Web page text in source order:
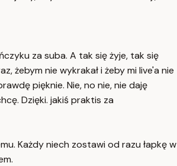
za suba. A tak się żyje, tak się
żebym nie wykrakał i żeby mi live'a nie
pięknie. Nie, no nie, nie daję
Dzięki. jakiś praktis za
Każdy niech zostawi od razu łapkę w